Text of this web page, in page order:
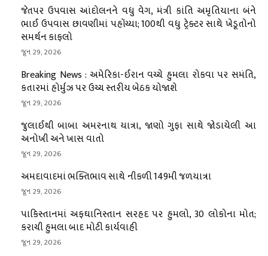
જેતપર ઉપવાસ આંદોલનને વધુ વેગ, મંત્રી કાંતિ અમૃતિયાના બંને
ભાઈ ઉપવાસ છાવણીમાં પહોંચ્યા; 100થી વધુ ટ્રેક્ટર સાથે ખેડૂતોનો
સમર્થન કાફલો
જૂન 29, 2026
Breaking News : અમેરિકા-ઈરાન વચ્ચે હુમલા રોકવા પર સમંતિ,
કતારમાં હોર્મુઝ પર ઉચ્ચ સ્તરીય બેઠક યોજાશે
જૂન 29, 2026
જુલાઈથી બાબા અમરનાથ યાત્રા, જાણો ગુફા સાથે જોડાયેલી આ
અનોખી અને ખાસ વાતો
જૂન 29, 2026
અમદાવાદમાં ભક્તિભાવ સાથે નીકળી 149મી જળયાત્રા
જૂન 29, 2026
પાકિસ્તાનમાં અફઘાનિસ્તાન સરહદ પર હુમલો, 30 લોકોના મોત;
કરાચી હુમલા બાદ મોટી કાર્યવાહી
જૂન 29, 2026